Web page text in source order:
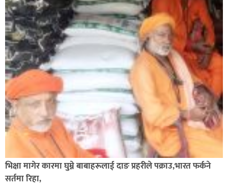
भिक्षा मागेर कारमा घुम्ने बाबाहरूलाई दाङ प्रहरीले पक्राउ,भारत फर्कने
सर्तमा रिहा,